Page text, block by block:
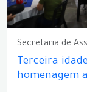
Secretaria de
Terceira
homenagem